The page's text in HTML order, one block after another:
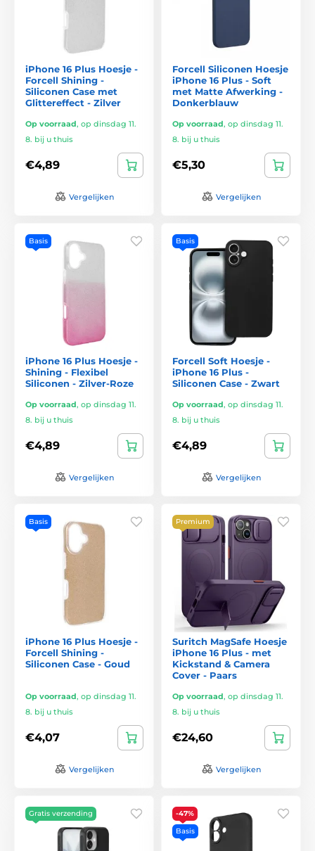
iPhone 16 Plus Hoesje -
Forcell Shining -
Siliconen Case met
Glittereffect - Zilver
Op voorraad, op dinsdag 11.
8. bij u thuis
€4,89
Vergelijken
Forcell Siliconen Hoesje
iPhone 16 Plus - Soft
met Matte Afwerking -
Donkerblauw
Op voorraad, op dinsdag 11.
8. bij u thuis
€5,30
Vergelijken
Basis
iPhone 16 Plus Hoesje -
Shining - Flexibel
Siliconen - Zilver-Roze
Op voorraad, op dinsdag 11.
8. bij u thuis
€4,89
Vergelijken
Basis
Forcell Soft Hoesje -
iPhone 16 Plus -
Siliconen Case - Zwart
Op voorraad, op dinsdag 11.
8. bij u thuis
€4,89
Vergelijken
Basis
iPhone 16 Plus Hoesje -
Forcell Shining -
Siliconen Case - Goud
Op voorraad, op dinsdag 11.
8. bij u thuis
€4,07
Vergelijken
Premium
Suritch MagSafe Hoesje
iPhone 16 Plus - met
Kickstand & Camera
Cover - Paars
Op voorraad, op dinsdag 11.
8. bij u thuis
€24,60
Vergelijken
Gratis verzending
-47%
Basis